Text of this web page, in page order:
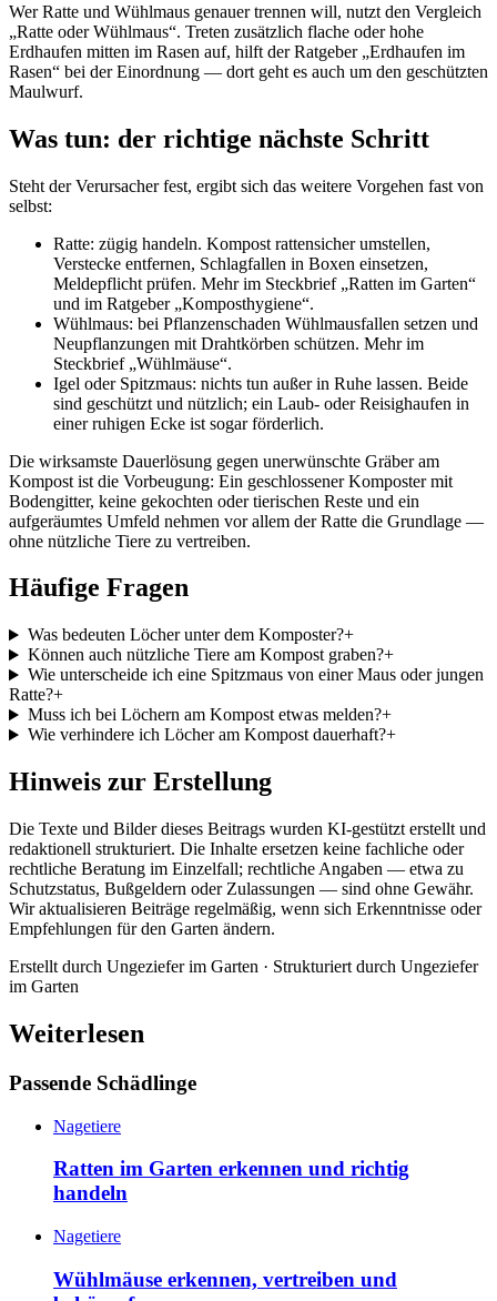
Wer Ratte und Wühlmaus genauer trennen will, nutzt den Vergleich
„Ratte oder Wühlmaus“. Treten zusätzlich flache oder hohe
Erdhaufen mitten im Rasen auf, hilft der Ratgeber „Erdhaufen im
Rasen“ bei der Einordnung — dort geht es auch um den geschützten
Maulwurf.
Was tun: der richtige nächste Schritt
Steht der Verursacher fest, ergibt sich das weitere Vorgehen fast von
selbst:
Ratte: zügig handeln. Kompost rattensicher umstellen,
Verstecke entfernen, Schlagfallen in Boxen einsetzen,
Meldepflicht prüfen. Mehr im Steckbrief „Ratten im Garten“
und im Ratgeber „Komposthygiene“.
Wühlmaus: bei Pflanzenschaden Wühlmausfallen setzen und
Neupflanzungen mit Drahtkörben schützen. Mehr im
Steckbrief „Wühlmäuse“.
Igel oder Spitzmaus: nichts tun außer in Ruhe lassen. Beide
sind geschützt und nützlich; ein Laub- oder Reisighaufen in
einer ruhigen Ecke ist sogar förderlich.
Die wirksamste Dauerlösung gegen unerwünschte Gräber am
Kompost ist die Vorbeugung: Ein geschlossener Komposter mit
Bodengitter, keine gekochten oder tierischen Reste und ein
aufgeräumtes Umfeld nehmen vor allem der Ratte die Grundlage —
ohne nützliche Tiere zu vertreiben.
Häufige Fragen
Was bedeuten Löcher unter dem Komposter?+
Können auch nützliche Tiere am Kompost graben?+
Wie unterscheide ich eine Spitzmaus von einer Maus oder jungen
Ratte?+
Muss ich bei Löchern am Kompost etwas melden?+
Wie verhindere ich Löcher am Kompost dauerhaft?+
Hinweis zur Erstellung
Die Texte und Bilder dieses Beitrags wurden KI-gestützt erstellt und
redaktionell strukturiert. Die Inhalte ersetzen keine fachliche oder
rechtliche Beratung im Einzelfall; rechtliche Angaben — etwa zu
Schutzstatus, Bußgeldern oder Zulassungen — sind ohne Gewähr.
Wir aktualisieren Beiträge regelmäßig, wenn sich Erkenntnisse oder
Empfehlungen für den Garten ändern.
Erstellt durch Ungeziefer im Garten · Strukturiert durch Ungeziefer
im Garten
Weiterlesen
Passende Schädlinge
Nagetiere
Ratten im Garten erkennen und richtig
handeln
Nagetiere
Wühlmäuse erkennen, vertreiben und